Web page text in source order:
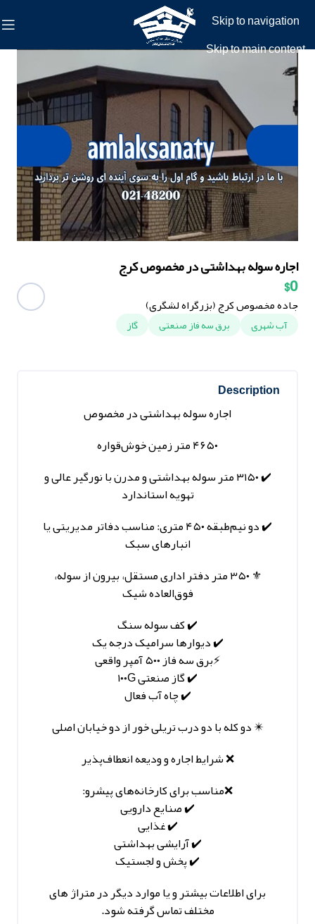
Skip to navigation
Skip to main content
اجاره سوله بهداشتی در مخصوص کرج
$0
جاده مخصوص کرج (بزرگراه لشگری)
آب شهری برق سه فاز صنعتی گاز
Description
اجاره سوله بهداشتی در مخصوص
۴۶۵۰ متر زمین خوش‌قواره
✔️ ۳۱۵۰ متر سوله بهداشتی و مدرن با نورگیر عالی و
تهویه استاندارد
✔️ دو نیم‌طبقه ۴۵۰ متری: مناسب دفاتر مدیریتی یا
انبارهای سبک
⚜️ ۳۵۰ متر دفتر اداری مستقل، بیرون از سوله،
فوق‌العاده شیک
✔️ کف سوله سنگ
✔️ دیوارها سرامیک درجه یک
⚡️برق سه‌ فاز ۵۰۰ آمپر واقعی
✔️ گاز صنعتی ۱۰۰G
✔️ چاه آب فعال
✴️ دو کله با دو درب تریلی‌ خور از دو خیابان اصلی
❌️ شرایط اجاره و ودیعه انعطاف‌پذیر
❌️مناسب برای کارخانه‌های پیشرو:
✔️ صنایع دارویی
✔️ غذایی
✔️ آرایشی‌ بهداشتی
✔️ پخش و لجستیک
برای اطلاعات بیشتر و یا موارد دیگر در متراژ های
مختلف تماس گرفته شود.